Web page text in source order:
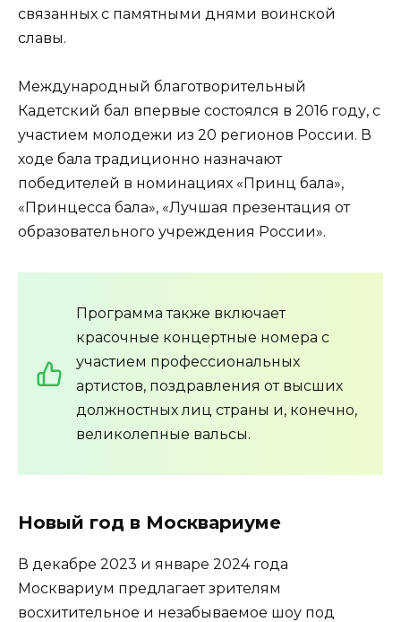
связанных с памятными днями воинской
славы.
Международный благотворительный
Кадетский бал впервые состоялся в 2016 году, с
участием молодежи из 20 регионов России. В
ходе бала традиционно назначают
победителей в номинациях «Принц бала»,
«Принцесса бала», «Лучшая презентация от
образовательного учреждения России».
Программа также включает
красочные концертные номера с
участием профессиональных
артистов, поздравления от высших
должностных лиц страны и, конечно,
великолепные вальсы.
Новый год в Москвариуме
В декабре 2023 и январе 2024 года
Москвариум предлагает зрителям
восхитительное и незабываемое шоу под